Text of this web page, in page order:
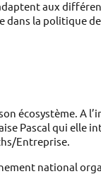
aux
la politique
Pascal qui elle
Entreprise.
national